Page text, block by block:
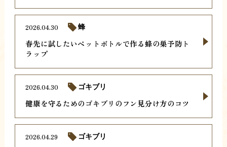
春先に試したいペットボトルで作る蜂の巣予防ト
ラップ
2026.04.30 蜂
健康を守るためのゴキブリのフン見分け方のコツ
2026.04.30 ゴキブリ
2026.04.29 ゴキブリ